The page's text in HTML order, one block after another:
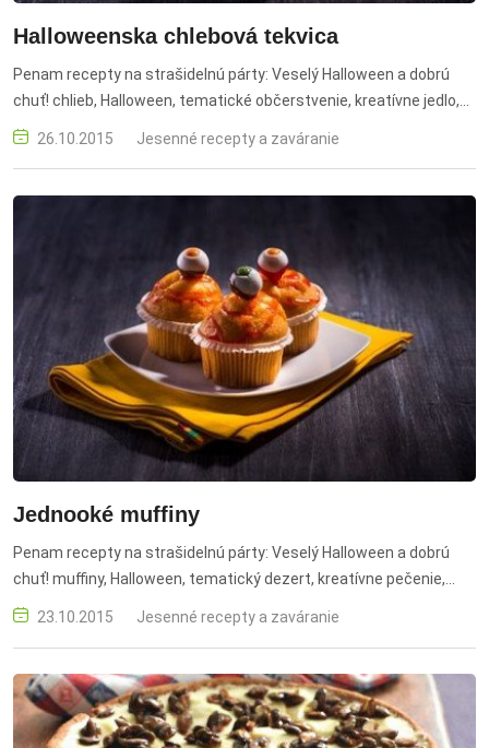
Halloweenska chlebová tekvica
Penam recepty na strašidelnú párty: Veselý Halloween a dobrú
chuť! chlieb, Halloween, tematické občerstvenie, kreatívne jedlo,
tekvicový chlieb
26.10.2015 Jesenné recepty a zaváranie
Jednooké muffiny
Penam recepty na strašidelnú párty: Veselý Halloween a dobrú
chuť! muffiny, Halloween, tematický dezert, kreatívne pečenie,
detské občerstvenie
23.10.2015 Jesenné recepty a zaváranie